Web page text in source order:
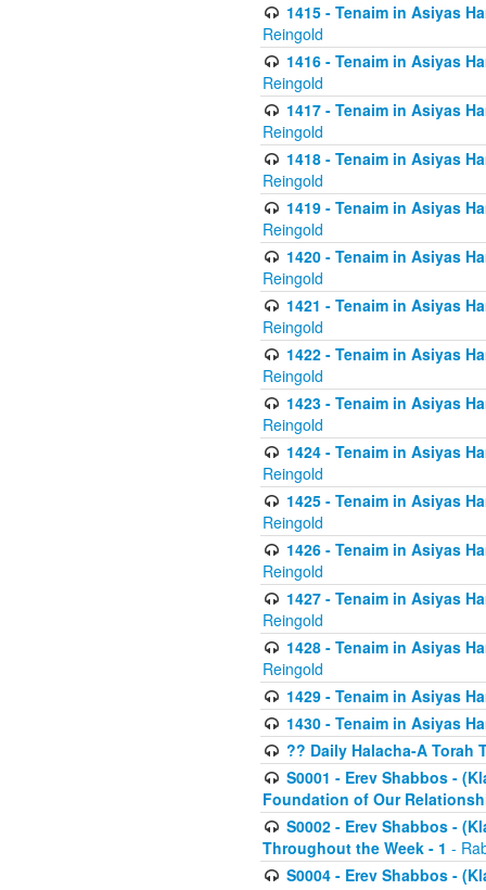
1415 - Tenaim in Asiyas
Reingold
1416 - Tenaim in Asiyas
Reingold
1417 - Tenaim in Asiyas
Reingold
1418 - Tenaim in Asiyas
Reingold
1419 - Tenaim in Asiyas
Reingold
1420 - Tenaim in Asiyas
Reingold
1421 - Tenaim in Asiyas
Reingold
1422 - Tenaim in Asiyas
Reingold
1423 - Tenaim in Asiyas
Reingold
1424 - Tenaim in Asiyas
Reingold
1425 - Tenaim in Asiyas
Reingold
1426 - Tenaim in Asiyas
Reingold
1427 - Tenaim in Asiyas
Reingold
1428 - Tenaim in Asiyas
Reingold
1429 - Tenaim in Asiyas
1430 - Tenaim in Asiyas
?? Daily Halacha-A Torah
S0001 - Erev Shabbos -
Foundation of Our
S0002 - Erev Shabbos -
Throughout the Week - 1 -
S0004 - Erev Shabbos -